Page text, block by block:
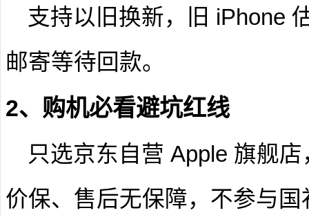
支持以旧换新，旧 iPhone
邮寄等待回款。
2、购机必看避坑红线
只选京东自营 Apple 旗舰
价保、售后无保障，不参与国